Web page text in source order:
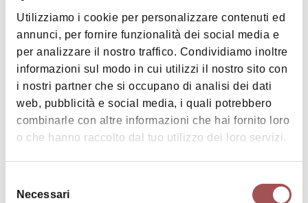
Utilizziamo i cookie per personalizzare contenuti ed
annunci, per fornire funzionalità dei social media e
per analizzare il nostro traffico. Condividiamo inoltre
informazioni sul modo in cui utilizzi il nostro sito con
i nostri partner che si occupano di analisi dei dati
web, pubblicità e social media, i quali potrebbero
combinarle con altre informazioni che hai fornito loro
o che hanno raccolto dal tuo utilizzo dei loro servizi.
delNecessari
COME ARRIVARE
Interessi